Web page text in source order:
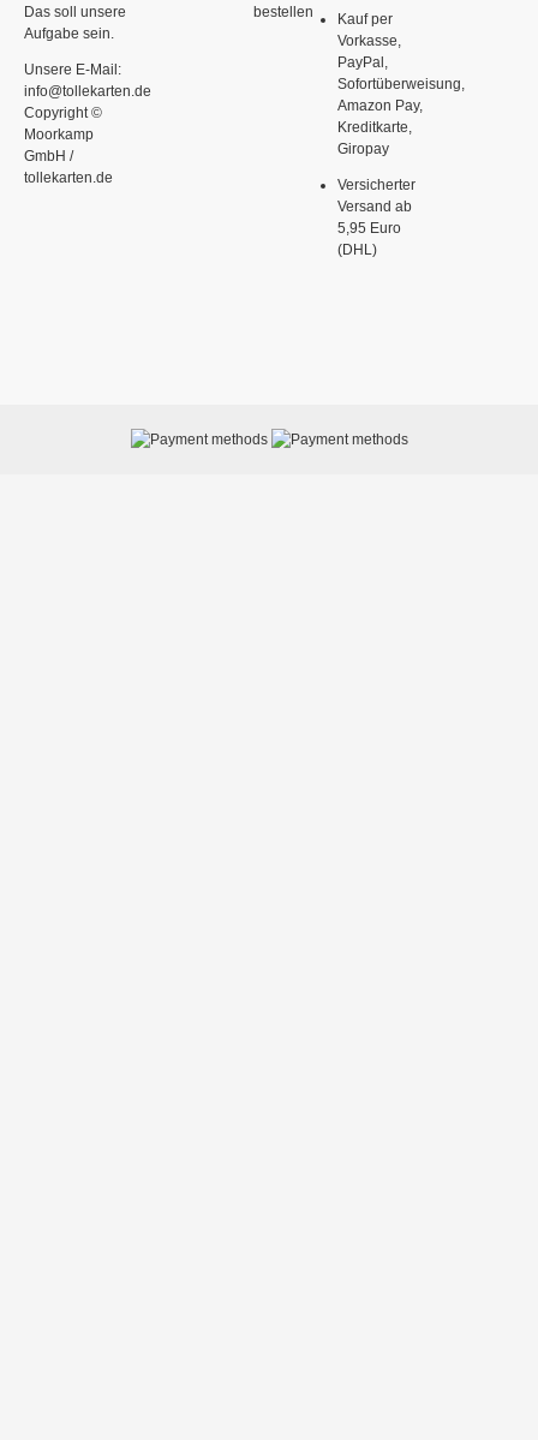
Das soll unsere
Aufgabe sein.
Unsere E-Mail:
info@tollekarten.de
Copyright ©
Moorkamp
GmbH /
tollekarten.de
bestellen
Kauf per
Vorkasse,
PayPal,
Sofortüberweisung,
Amazon Pay,
Kreditkarte,
Giropay
Versicherter
Versand ab
5,95 Euro
(DHL)